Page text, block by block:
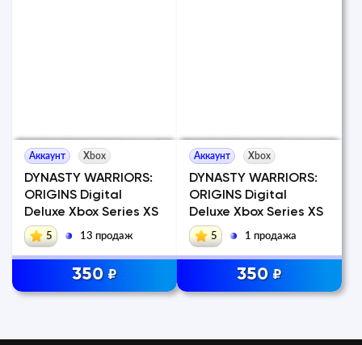
Аккаунт Xbox
DYNASTY WARRIORS:
ORIGINS Digital
Deluxe Xbox Series XS
5 13 продаж
350 ₽
Аккаунт Xbox
DYNASTY WARRIORS:
ORIGINS Digital
Deluxe Xbox Series XS
5 1 продажа
350 ₽